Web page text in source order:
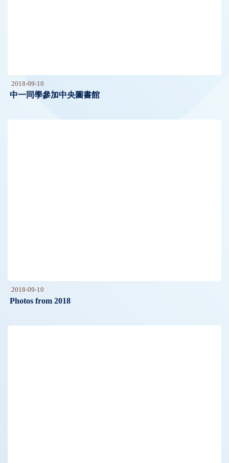
2018-09-10
中一同學參加中央圖書館
2018-09-10
Photos from 2018